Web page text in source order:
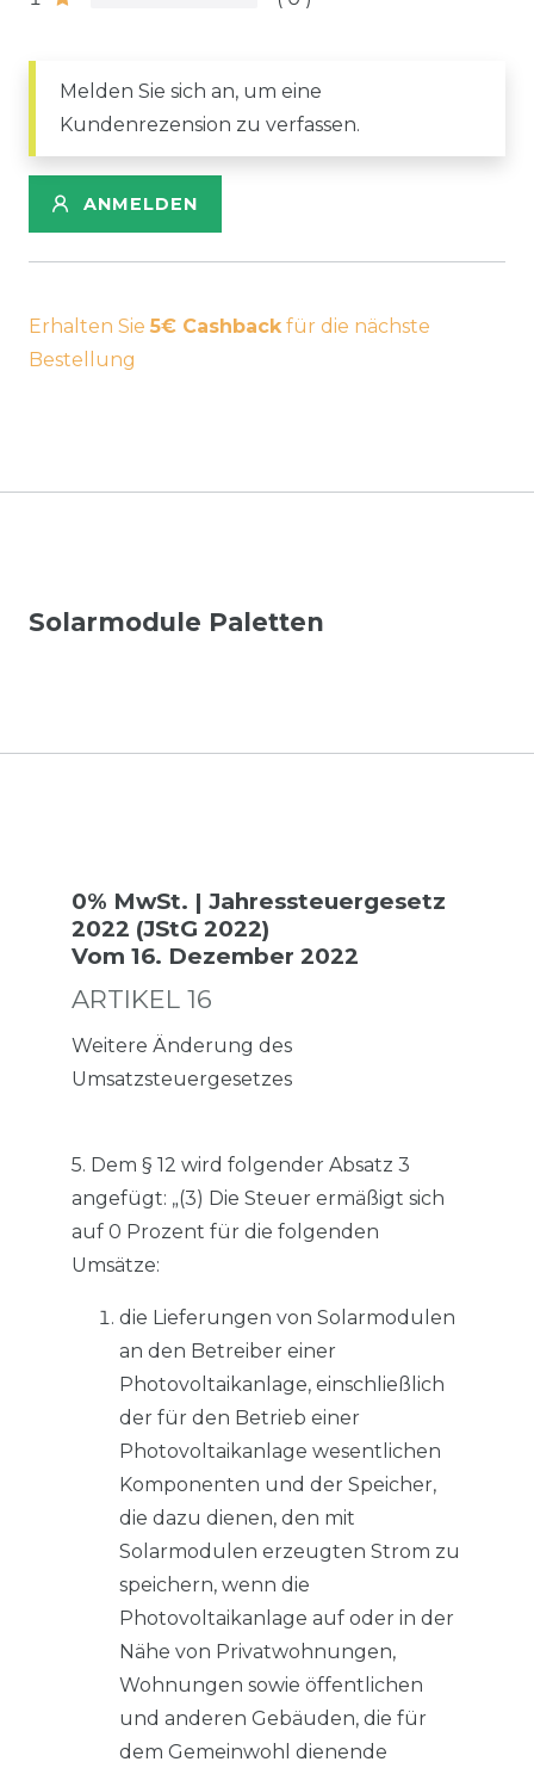
Melden Sie sich an, um eine
Kundenrezension zu verfassen.
ANMELDEN
Erhalten Sie 5€ Cashbackfür die nächste
Bestellung
Solarmodule Paletten
0% MwSt. | Jahressteuergesetz
2022 (JStG 2022)
Vom 16. Dezember 2022
ARTIKEL 16
Weitere Änderung des
Umsatzsteuergesetzes
5. Dem § 12 wird folgender Absatz 3
angefügt: „(3) Die Steuer ermäßigt sich
auf 0 Prozent für die folgenden
Umsätze:
die Lieferungen von Solarmodulen
an den Betreiber einer
Photovoltaikanlage, einschließlich
der für den Betrieb einer
Photovoltaikanlage wesentlichen
Komponenten und der Speicher,
die dazu dienen, den mit
Solarmodulen erzeugten Strom zu
speichern, wenn die
Photovoltaikanlage auf oder in der
Nähe von Privatwohnungen,
Wohnungen sowie öffentlichen
und anderen Gebäuden, die für
dem Gemeinwohl dienende